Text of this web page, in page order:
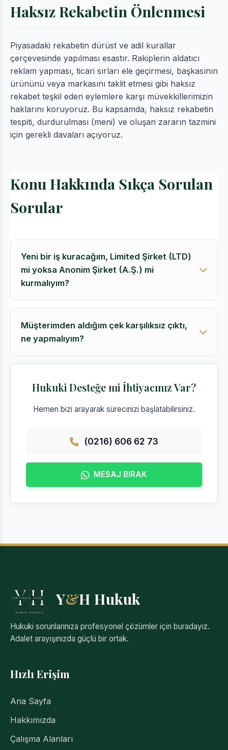
Haksız Rekabetin Önlenmesi
Piyasadaki rekabetin dürüst ve adil kurallar
çerçevesinde yapılması esastır. Rakiplerin aldatıcı
reklam yapması, ticari sırları ele geçirmesi, başkasının
ürününü veya markasını taklit etmesi gibi haksız
rekabet teşkil eden eylemlere karşı müvekkillerimizin
haklarını koruyoruz. Bu kapsamda, haksız rekabetin
tespiti, durdurulması (meni) ve oluşan zararın tazmini
için gerekli davaları açıyoruz.
Konu Hakkında Sıkça Sorulan
Sorular
Yeni bir iş kuracağım, Limited Şirket (LTD)
mi yoksa Anonim Şirket (A.Ş.) mi
kurmalıyım?
Müşterimden aldığım çek karşılıksız çıktı,
ne yapmalıyım?
Hukuki Desteğe mi İhtiyacınız Var?
Hemen bizi arayarak sürecinizi başlatabilirsiniz.
(0216) 606 62 73
MESAJ BIRAK
Y&H Hukuk
Hukuki sorunlarınıza profesyonel çözümler için buradayız.
Adalet arayışınızda güçlü bir ortak.
Hızlı Erişim
Ana Sayfa
Hakkımızda
Çalışma Alanları